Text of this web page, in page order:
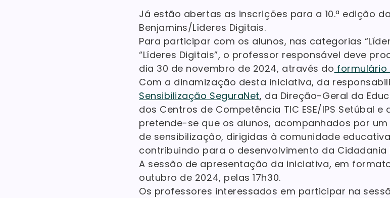
Já estão abertas as inscrições para a 10.ª edição
Benjamins/Líderes Digitais.
Para participar com os alunos, nas categorias
“Líderes Digitais”, o professor responsável deve
dia 30 de novembro de 2024, através do formulário
Com a dinamização desta iniciativa, da
Sensibilização SeguraNet, da Direção-Geral da
dos Centros de Competência TIC ESE/IPS Setúbal e
pretende-se que os alunos, acompanhados por
de sensibilização, dirigidas à comunidade
contribuindo para o desenvolvimento da Cidadania
A sessão de apresentação da iniciativa, em
outubro de 2024, pelas 17h30.
Os professores interessados em participar na